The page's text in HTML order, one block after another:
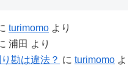
turimomo より
浦田 より
勘は違法？ に turimomo よ